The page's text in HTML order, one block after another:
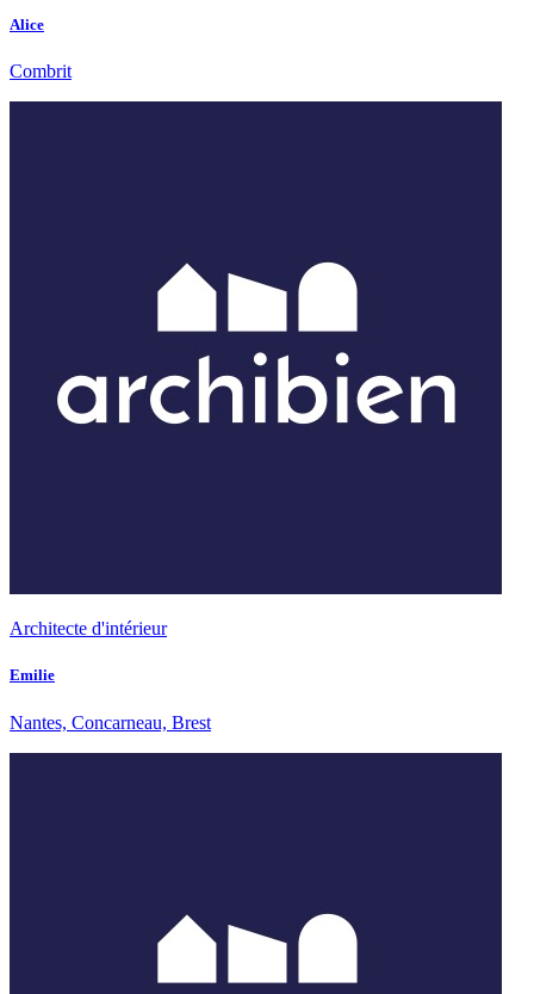
Alice
Combrit
Architecte d'intérieur
Emilie
Nantes, Concarneau, Brest